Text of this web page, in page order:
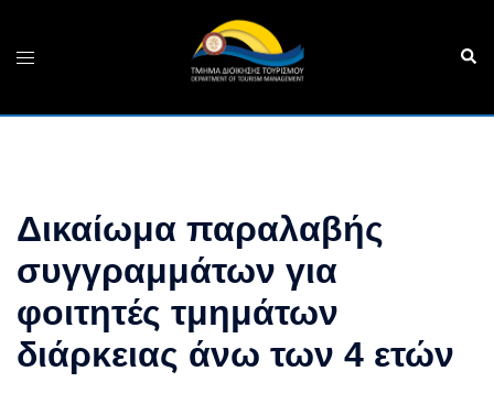
content
Toggle
Δικαίωμα παραλαβής
συγγραμμάτων για
φοιτητές τμημάτων
διάρκειας άνω των 4 ετών